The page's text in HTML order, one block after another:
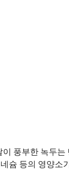
풍부한 녹두는
슘 등의 영양소